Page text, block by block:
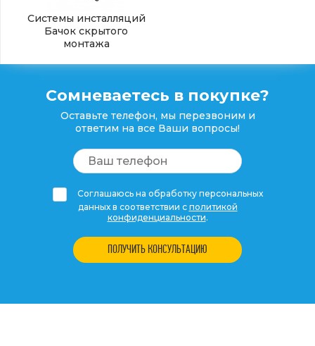
Системы инсталляций
Бачок скрытого
монтажа
Сомневаетесь в покупке?
Оставьте телефон, мы перезвоним и
ответим на все Ваши вопросы!
Соглашаюсь на обработку персональных
данных в соответствии с политикой
конфиденциальности.
ПОЛУЧИТЬ КОНСУЛЬТАЦИЮ